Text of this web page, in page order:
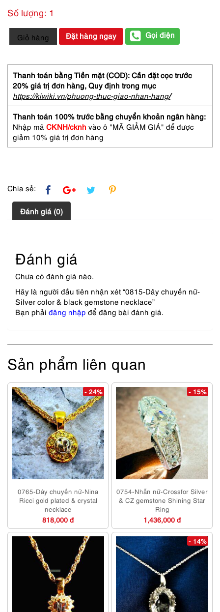
Số lượng: 1
0815-
Dây
nữ-
Silver
color
black
gemstone
necklace
số
lượng
Giỏ hàng Đặt hàng ngay Gọi điện
Thanh toán bằng Tiền mặt (COD): Cần đặt cọc trước
20% giá trị đơn hàng, Quy định trong mục
https://kiwiki.vn/phuong-thuc-giao-nhan-hang/
Thanh toán 100% trước bằng chuyển khoản ngân hàng:
Nhập mã CKNH/cknh vào ô "MÃ GIẢM GIÁ" để được
giảm 10% giá trị đơn hàng
Chia sẻ:
Đánh giá (0)
Đánh giá
Chưa có đánh giá nào.
Hãy là người đầu tiên nhận xét “0815-Dây chuyền nữ-
Silver color & black gemstone necklace”
Bạn phải đăng nhập để đăng bài đánh giá.
Sản phẩm liên quan
- 24%
0765-Dây chuyền nữ-Nina
Ricci gold plated & crystal
necklace
818,000 đ
- 15%
0754-Nhẫn nữ-Crossfor Silver
& CZ gemstone Shining Star
Ring
1,436,000 đ
- 14%